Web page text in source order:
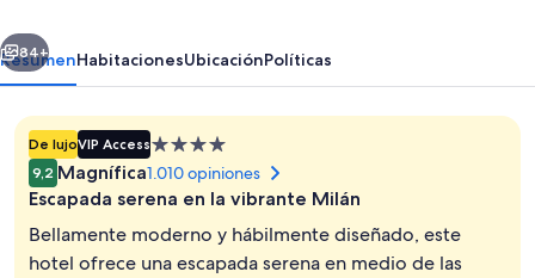
Esperienze
|
Preferred
Hotels
and
Resorts
Siguiente
84+
ResumenHabitacionesUbicaciónPolíticas
De lujoVIP AccessPropiedad
de
4.0
9,2 Magnífica1.010 opiniones
Escapada serena en la vibrante Milán
Bellamente moderno y hábilmente diseñado, este
hotel ofrece una escapada serena en medio de las